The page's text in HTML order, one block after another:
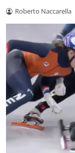
Roberto Naccarella